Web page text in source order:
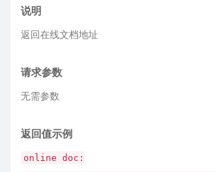
说明
返回在线文档地址
请求参数
无需参数
返回值示例
online doc: